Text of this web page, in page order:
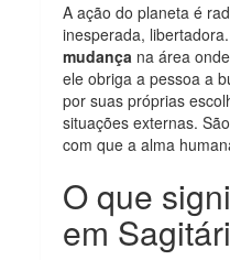
A ação do planeta é
inesperada,
mudança na área
ele obriga a pessoa a
por suas próprias
situações externas.
com que a alma
O que
em